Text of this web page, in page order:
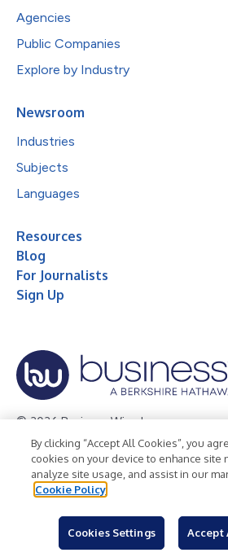
Agencies
Public Companies
Explore by Industry
Newsroom
Industries
Subjects
Languages
Resources
Blog
For Journalists
Sign Up
© 2026 Business Wire, Inc.
Privacy Policy Cookie Policy
Terms of Use
Legal
By clicking “Accept All Cookies”, you
cookies on your device to enhance site
analyze site usage, and assist in our
Cookie Policy
Cookies Settings Accept